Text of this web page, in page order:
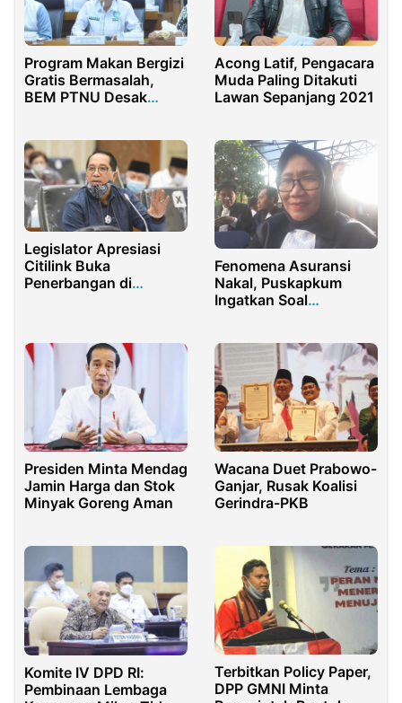
Program Makan Bergizi
Gratis Bermasalah,
BEM PTNU Desak
Acong Latif, Pengacara
Muda Paling Ditakuti
Lawan Sepanjang 2021
Legislator Apresiasi
Citilink Buka
Penerbangan di
Fenomena Asuransi
Nakal, Puskapkum
Ingatkan Soal
Presiden Minta Mendag
Jamin Harga dan Stok
Minyak Goreng Aman
Wacana Duet Prabowo-
Ganjar, Rusak Koalisi
Gerindra-PKB
Komite IV DPD RI:
Pembinaan Lembaga
Terbitkan Policy Paper,
DPP GMNI Minta